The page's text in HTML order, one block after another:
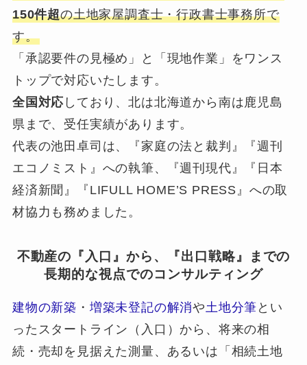
150件超の土地家屋調査士・行政書士事務所で
す。
「承認要件の見極め」と「現地作業」をワンス
トップで対応いたします。
全国対応 しており、北は北海道から南は鹿児島
県まで、受任実績があります。
代表の池田卓司は、『家庭の法と裁判』『週刊
エコノミスト』への執筆、『週刊現代』『日本
経済新聞』『LIFULL HOME’S PRESS』への取
材協力も務めました。
不動産の『入口』から、『出口戦略』までの
長期的な視点でのコンサルティング
建物の新築 ・ 増築未登記の解消や 土地分筆 とい
ったスタートライン（入口）から、将来の相
続・売却を見据えた測量、あるいは「相続土地